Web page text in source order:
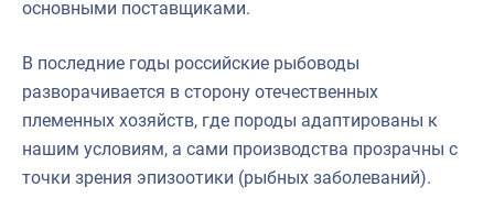
основными поставщиками.
В последние годы российские рыбоводы
разворачивается в сторону отечественных
племенных хозяйств, где породы адаптированы к
нашим условиям, а сами производства прозрачны с
точки зрения эпизоотики (рыбных заболеваний).